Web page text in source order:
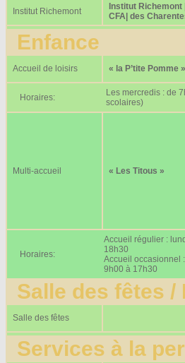
Institut Richemont
Institut Richemont
CFA| des
Enfance
Accueil de loisirs « la P’tite Pomme »
Horaires:
Les mercredis : de
scolaires)
Multi-accueil « Les Titous »
Horaires:
Accueil régulier :
18h30
Accueil occasionnel
9h00 à 17h30
Salle des fêtes /
Salle des fêtes
Services à la